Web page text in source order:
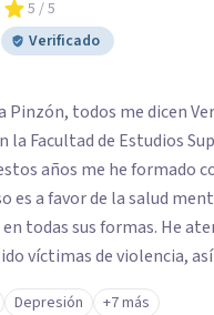
5 / 5
Verificado
Pinzón, todos me dicen
la Facultad de Estudios
años me he formado
es a favor de la salud
todas sus formas. He
víctimas de violencia,
Depresión +7 más